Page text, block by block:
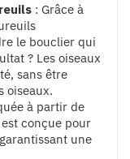
: Grâce à
le bouclier qui
? Les oiseaux
sans être
oiseaux.
à partir de
conçue pour
une